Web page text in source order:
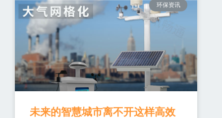
环保资讯
未来的智慧城市离不开这样高效